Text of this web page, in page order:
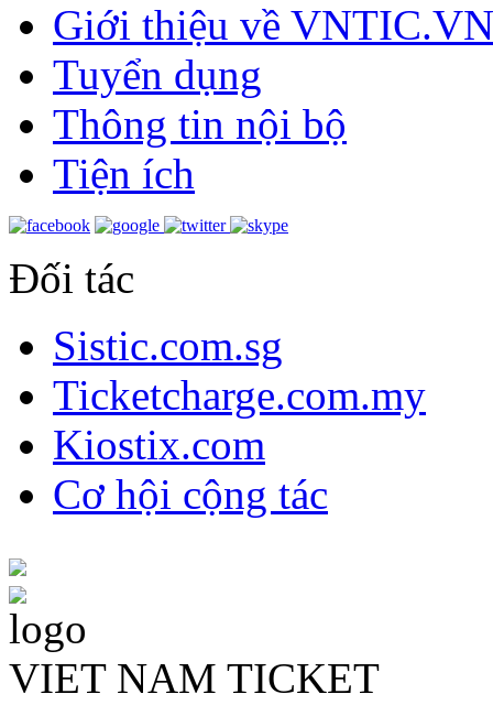
Giới thiệu về VNTIC.VN
Tuyển dụng
Thông tin nội bộ
Tiện ích
Đối tác
Sistic.com.sg
Ticketcharge.com.my
Kiostix.com
Cơ hội cộng tác
VIET NAM TICKET